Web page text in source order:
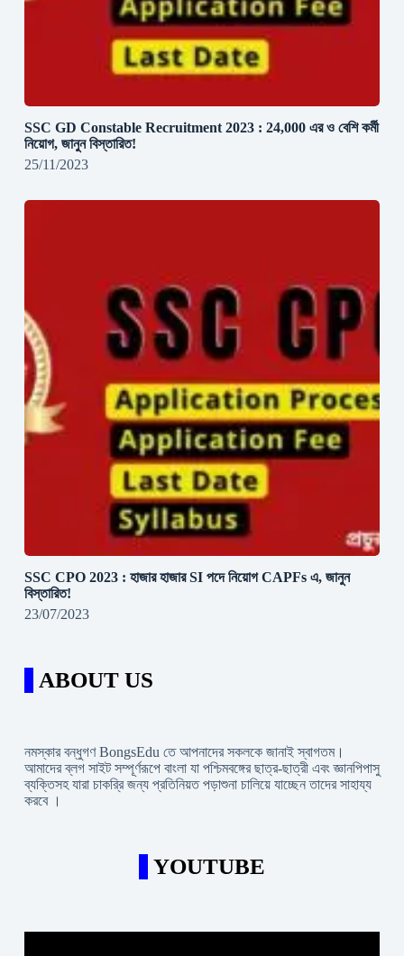
SSC GD Constable Recruitment 2023 : 24,000 এর ও বেশি কর্মী
নিয়োগ, জানুন বিস্তারিত!
25/11/2023
SSC CPO 2023 : হাজার হাজার SI পদে নিয়োগ CAPFs এ, জানুন
বিস্তারিত!
23/07/2023
ABOUT US
নমস্কার বন্ধুগণ BongsEdu তে আপনাদের সকলকে জানাই স্বাগতম।
আমাদের ব্লগ সাইট সম্পূর্ণরূপে বাংলা যা পশ্চিমবঙ্গের ছাত্র-ছাত্রী এবং জ্ঞানপিপাসু
ব্যক্তিসহ যারা চাকরি্র জন্য প্রতিনিয়ত পড়াশুনা চালিয়ে যাচ্ছেন তাদের সাহায্য
করবে ।
YOUTUBE